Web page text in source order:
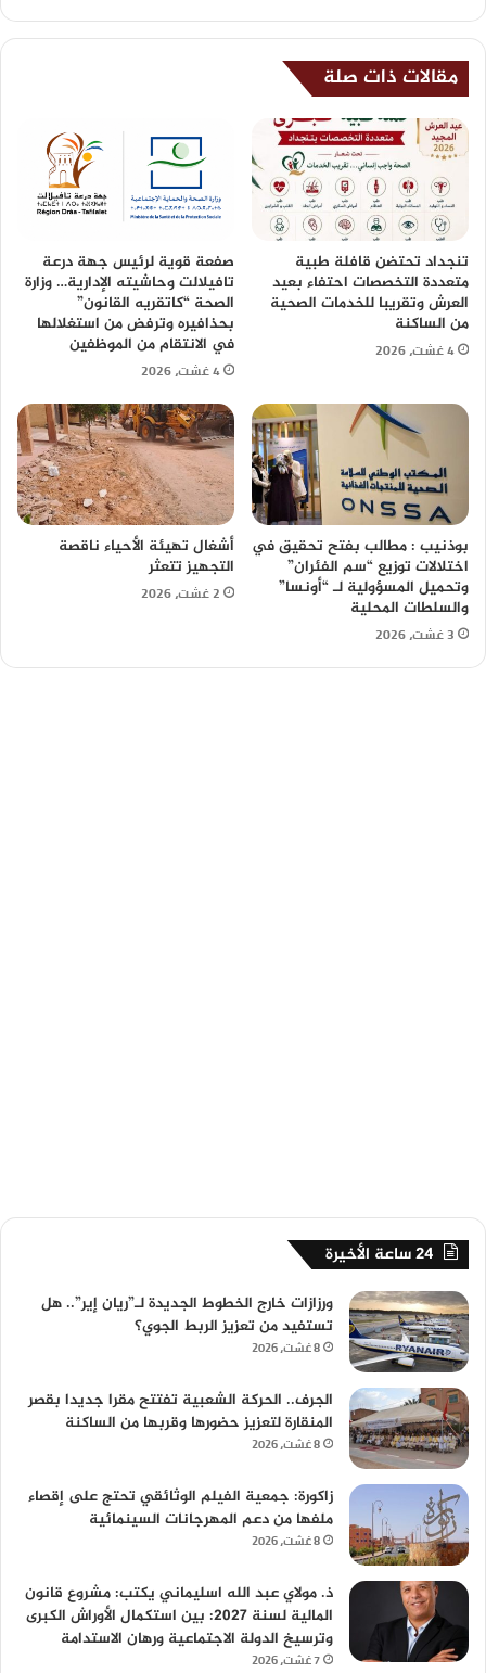
مقالات ذات صلة
تنجداد تحتضن قافلة طبية
متعددة التخصصات احتفاء بعيد
العرش وتقريبا للخدمات الصحية
من الساكنة
4 غشت، 2026
صفعة قوية لرئيس جهة درعة
تافيلالت وحاشيته الإدارية… وزارة
الصحة “كاتقريه القانون”
بحذافيره وترفض من استغلالها
في الانتقام من الموظفين
4 غشت، 2026
بوذنيب : مطالب بفتح تحقيق في
اختلالات توزيع “سم الفئران”
وتحميل المسؤولية لـ “أونسا”
والسلطات المحلية
3 غشت، 2026
أشغال تهيئة الأحياء ناقصة
التجهيز تتعثر
2 غشت، 2026
24 ساعة الأخيرة
ورزازات خارج الخطوط الجديدة لـ”ريان إير”.. هل
تستفيد من تعزيز الربط الجوي؟
8 غشت، 2026
الجرف.. الحركة الشعبية تفتتح مقرا جديدا بقصر
المنقارة لتعزيز حضورها وقربها من الساكنة
8 غشت، 2026
زاكورة: جمعية الفيلم الوثائقي تحتج على إقصاء
ملفها من دعم المهرجانات السينمائية
8 غشت، 2026
ذ. مولاي عبد الله اسليماني يكتب: مشروع قانون
المالية لسنة 2027: بين استكمال الأوراش الكبرى
وترسيخ الدولة الاجتماعية ورهان الاستدامة
7 غشت، 2026